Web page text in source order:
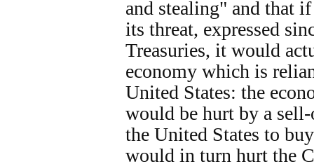
and stealing" and that
its threat, expressed
Treasuries, it would
economy which is
United States: the
would be hurt by a
the United States to
would in turn hurt the